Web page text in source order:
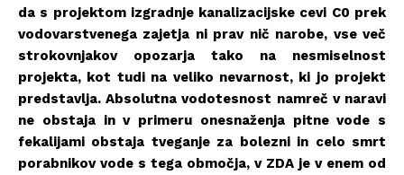
da s projektom izgradnje kanalizacijske cevi C0 prek
vodovarstvenega zajetja ni prav nič narobe, vse več
strokovnjakov opozarja tako na nesmiselnost
projekta, kot tudi na veliko nevarnost, ki jo projekt
predstavlja. Absolutna vodotesnost namreč v naravi
ne obstaja in v primeru onesnaženja pitne vode s
fekalijami obstaja tveganje za bolezni in celo smrt
porabnikov vode s tega območja, v ZDA je v enem od